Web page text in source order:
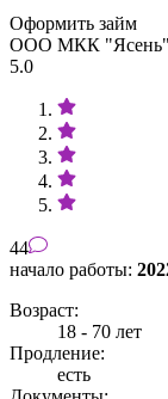
Оформить займ
ООО МКК "Ясень"
5.0
44
начало работы:
Возраст:
18 - 70 лет
Продление:
есть